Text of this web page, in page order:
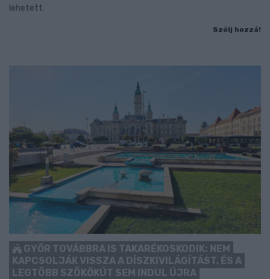
lehetett.
Szólj hozzá!
GYŐR TOVÁBBRA IS TAKARÉKOSKODIK: NEM
KAPCSOLJÁK VISSZA A DÍSZKIVILÁGÍTÁST, ÉS A
LEGTÖBB SZÖKŐKÚT SEM INDUL ÚJRA